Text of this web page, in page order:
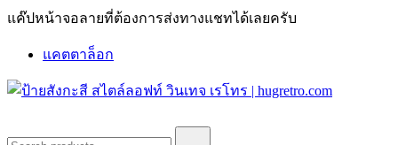
Skip
แค๊ปหน้าจอลายที่ต้องการส่งทางแชทได้เลยครับ
แคตตาล็อก
ป้ายสังกะสี สไตล์ลอฟท์ วินเทจ เรโทร | hugretro.com
ป้ายวินเทจ แต่งบ้าน ร้านกาแฟ ผับ โรงแรม ป้ายโค้ก เป็ปซี่เวสป้า